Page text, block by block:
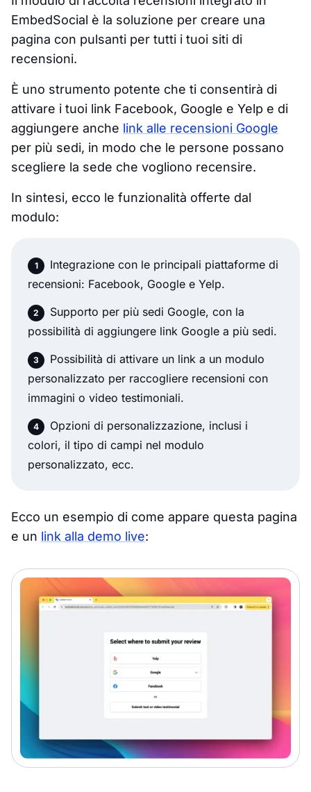
EmbedSocial è la soluzione per creare una
pagina con pulsanti per tutti i tuoi siti di
recensioni.
È uno strumento potente che ti consentirà di
attivare i tuoi link Facebook, Google e Yelp e di
aggiungere anche link alle recensioni Google
per più sedi, in modo che le persone possano
scegliere la sede che vogliono recensire.
In sintesi, ecco le funzionalità offerte dal
modulo:
Integrazione con le principali piattaforme di
recensioni: Facebook, Google e Yelp.
Supporto per più sedi Google, con la
possibilità di aggiungere link Google a più sedi.
Possibilità di attivare un link a un modulo
personalizzato per raccogliere recensioni con
immagini o video testimoniali.
Opzioni di personalizzazione, inclusi i
colori, il tipo di campi nel modulo
personalizzato, ecc.
Ecco un esempio di come appare questa pagina
e un link alla demo live: